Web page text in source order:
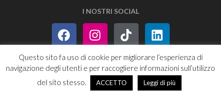
I NOSTRI SOCIAL
PRIVACY POLICY SITEMAP RSS
Questo sito fa uso di cookie per migliorare l’esperienza di
navigazione degli utenti e per raccogliere informazioni sull’utilizzo
del sito stesso.
ACCETTO Leggi di più